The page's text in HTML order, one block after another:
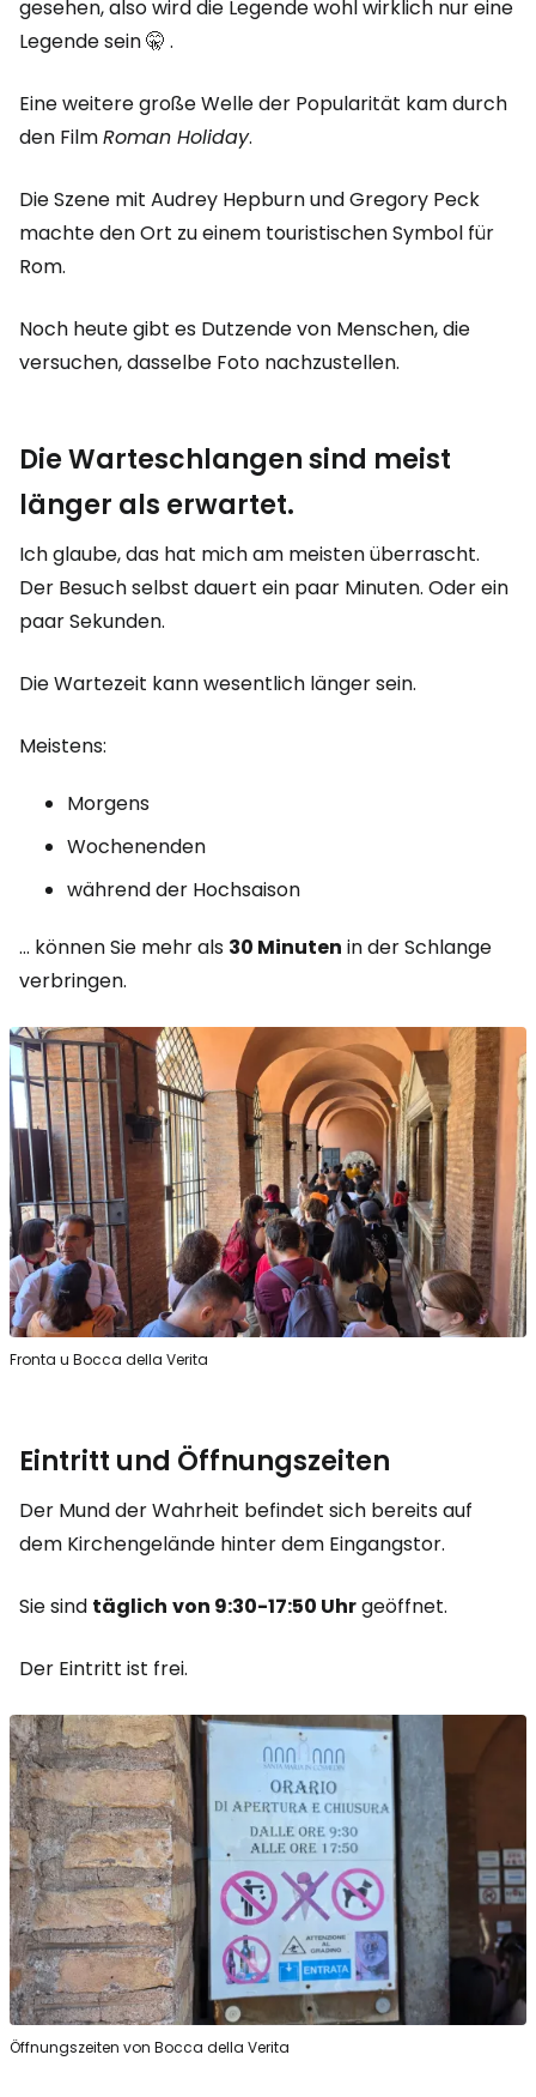
gesehen, also wird die Legende wohl wirklich nur eine
Legende sein 🤫 .
Eine weitere große Welle der Popularität kam durch
den FilmRoman Holiday.
Die Szene mit Audrey Hepburn und Gregory Peck
machte den Ort zu einem touristischen Symbol für
Rom.
Noch heute gibt es Dutzende von Menschen, die
versuchen, dasselbe Foto nachzustellen.
Die Warteschlangen sind meist
länger als erwartet.
Ich glaube, das hat mich am meisten überrascht.
Der Besuch selbst dauert ein paar Minuten. Oder ein
paar Sekunden.
Die Wartezeit kann wesentlich länger sein.
Meistens:
Morgens
Wochenenden
während der Hochsaison
... können Sie mehr als 30 Minuten in der Schlange
verbringen.
Fronta u Bocca della Verita
Eintritt und Öffnungszeiten
Der Mund der Wahrheit befindet sich bereits auf
dem Kirchengelände hinter dem Eingangstor.
Sie sind täglich von 9:30-17:50 Uhrgeöffnet.
Der Eintritt ist frei.
Öffnungszeiten von Bocca della Verita